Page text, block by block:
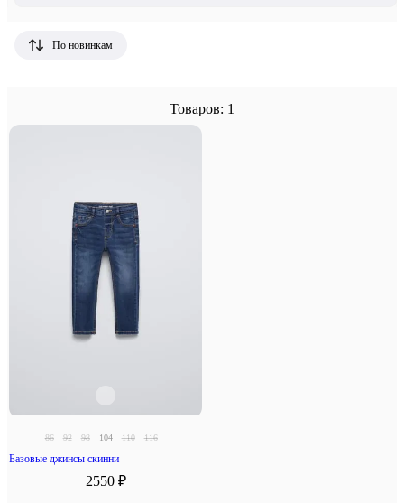
По новинкам
Товаров: 1
86 92 98 104 110 116
Базовые джинсы скинни
2550 ₽